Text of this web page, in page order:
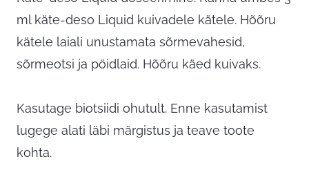
ml käte-deso Liquid kuivadele kätele. Hõõru
kätele laiali unustamata sõrmevahesid,
sõrmeotsi ja pöidlaid. Hõõru käed kuivaks.
Kasutage biotsiidi ohutult. Enne kasutamist
lugege alati läbi märgistus ja teave toote
kohta.